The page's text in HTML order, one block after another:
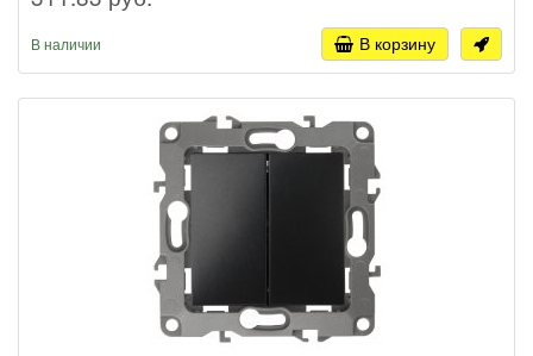
В наличии В корзину